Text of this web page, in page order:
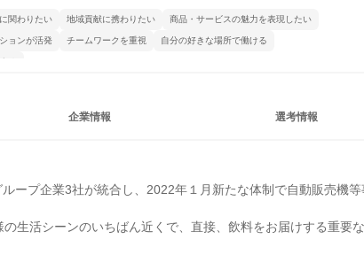
関わりたい 地域貢献に携わりたい 商品・サービスの魅力を表現したい
ョンが活発 チームワークを重視 自分の好きな場所で働ける
る
企業情報 選考情報
ープ企業3社が統合し、2022年１月新たな体制で自動販売機等
生活シーンのいちばん近くで、直接、飲料をお届けする重要